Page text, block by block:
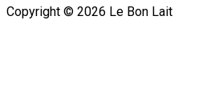
Copyright © 2026 Le Bon Lait